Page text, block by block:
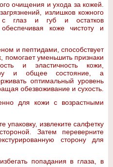
очищения и ухода за кожей.
излишков кожного
с глаз и губ и остатков
коже чистоту и
и пептидами, способствует
помогает уменьшить признаки
и эластичность кожи,
и общее состояние, а
оптимальный уровень
обезвоживание и сухость.
для кожи с возрастными
упаковку, извлеките салфетку
Затем переверните
сторону для
избегать попадания в глаза, в